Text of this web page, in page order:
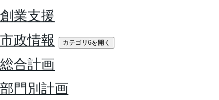
創業支援
市政情報
カテゴリ6を開く
総合計画
部門別計画